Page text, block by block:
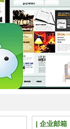
企业邮箱